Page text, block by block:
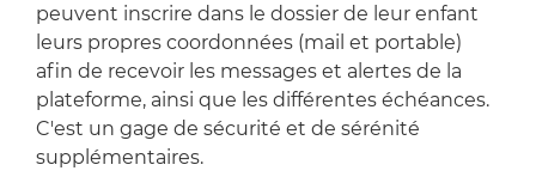
peuvent inscrire dans le dossier de leur enfant
leurs propres coordonnées (mail et portable)
afin de recevoir les messages et alertes de la
plateforme, ainsi que les différentes échéances.
C'est un gage de sécurité et de sérénité
supplémentaires.